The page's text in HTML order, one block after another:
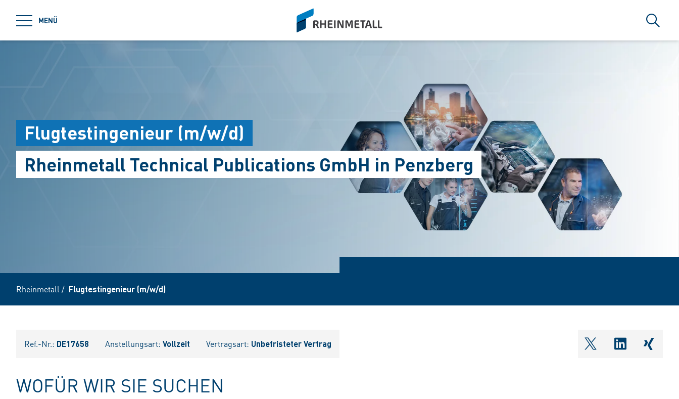
MENÜ
siteLogo
Suche
Flugtestingenieur (m/w/d)
Rheinmetall Technical Publications GmbH in Penzberg
Rheinmetall / Flugtestingenieur (m/w/d)
Ref.-Nr.: DE17658 Anstellungsart: Vollzeit Vertragsart: Unbefristeter Vertrag shareOntwitter
WOFÜR WIR SIE SUCHEN